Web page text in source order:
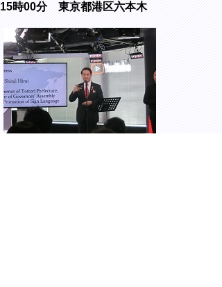
15時00分 東京都港区六本木